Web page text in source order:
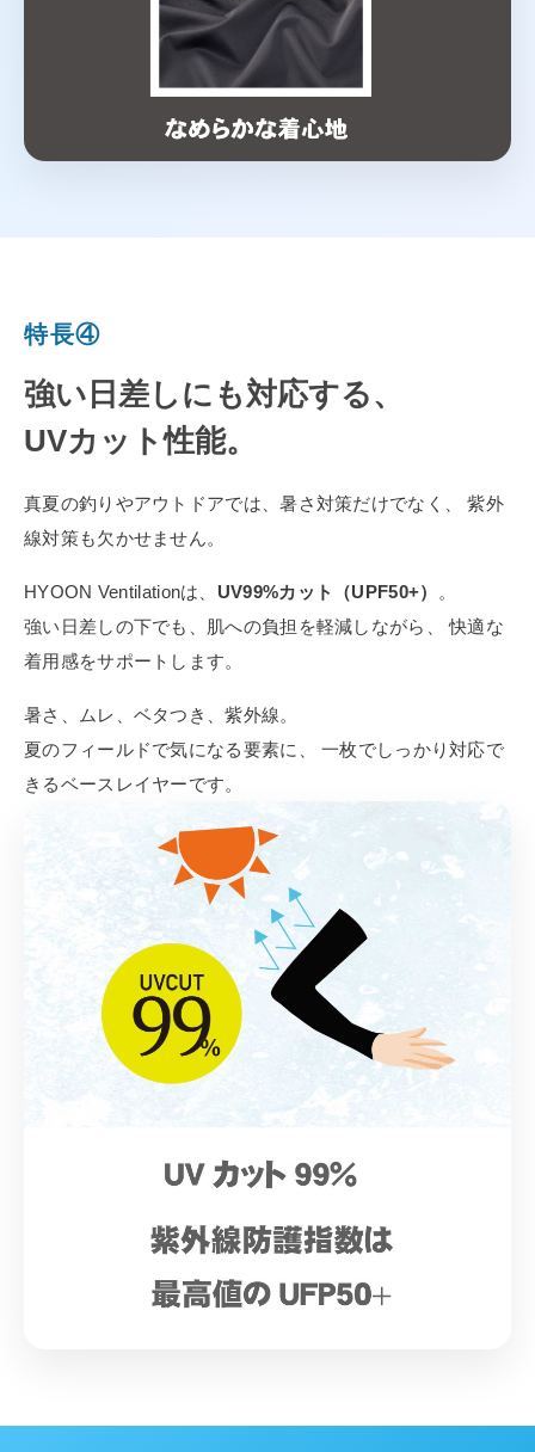
特長④
強い日差しにも対応する、
UVカット性能。
真夏の釣りやアウトドアでは、暑さ対策だけでなく、 紫外
線対策も欠かせません。
HYOON Ventilationは、 UV99%カット（UPF50+）
。
強い日差しの下でも、肌への負担を軽減しながら、 快適な
着用感をサポートします。
暑さ、ムレ、ベタつき、紫外線。
夏のフィールドで気になる要素に、 一枚でしっかり対応で
きるベースレイヤーです。